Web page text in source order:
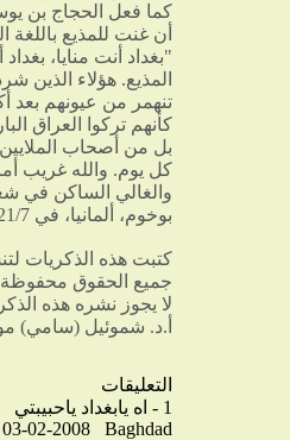
كما فعل الحجاج بن
أن غنت للمذيع باللغة
"بغداد أنت منايا،
المذيع. هؤلاء الذين
تنهمر من عيونهم بعد
كأنهم تركوا العراق
بل من أصحاب
كل يوم. والله غريب
والغالي الساكن في
بوخوم، ألمانيا، في 21/7/ 2007
كتبت هذه الذكريات
جميع الحقوق محفوظة
لا يجوز نشره هذه
أ.د. شموئيل (سامي)
التعليقات
1 - اه يابغداد ياحبيبتي
Baghdad
03-02-2008